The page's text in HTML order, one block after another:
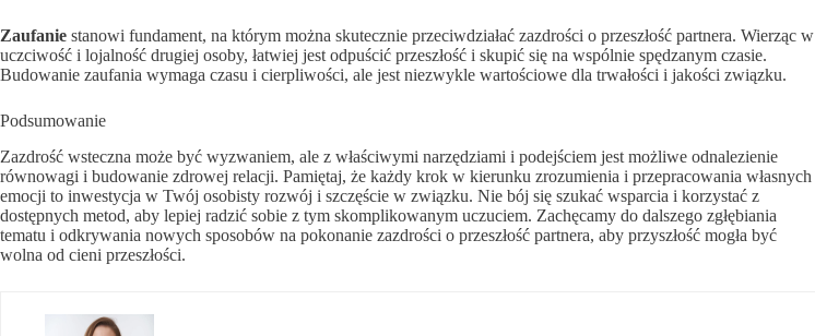
Zaufanie stanowi fundament, na którym można skutecznie przeciwdziałać zazdrości o przeszłość partnera. Wierząc w
uczciwość i lojalność drugiej osoby, łatwiej jest odpuścić przeszłość i skupić się na wspólnie spędzanym czasie.
Budowanie zaufania wymaga czasu i cierpliwości, ale jest niezwykle wartościowe dla trwałości i jakości związku.
Podsumowanie
Zazdrość wsteczna może być wyzwaniem, ale z właściwymi narzędziami i podejściem jest możliwe odnalezienie
równowagi i budowanie zdrowej relacji. Pamiętaj, że każdy krok w kierunku zrozumienia i przepracowania własnych
emocji to inwestycja w Twój osobisty rozwój i szczęście w związku. Nie bój się szukać wsparcia i korzystać z
dostępnych metod, aby lepiej radzić sobie z tym skomplikowanym uczuciem. Zachęcamy do dalszego zgłębiania
tematu i odkrywania nowych sposobów na pokonanie zazdrości o przeszłość partnera, aby przyszłość mogła być
wolna od cieni przeszłości.